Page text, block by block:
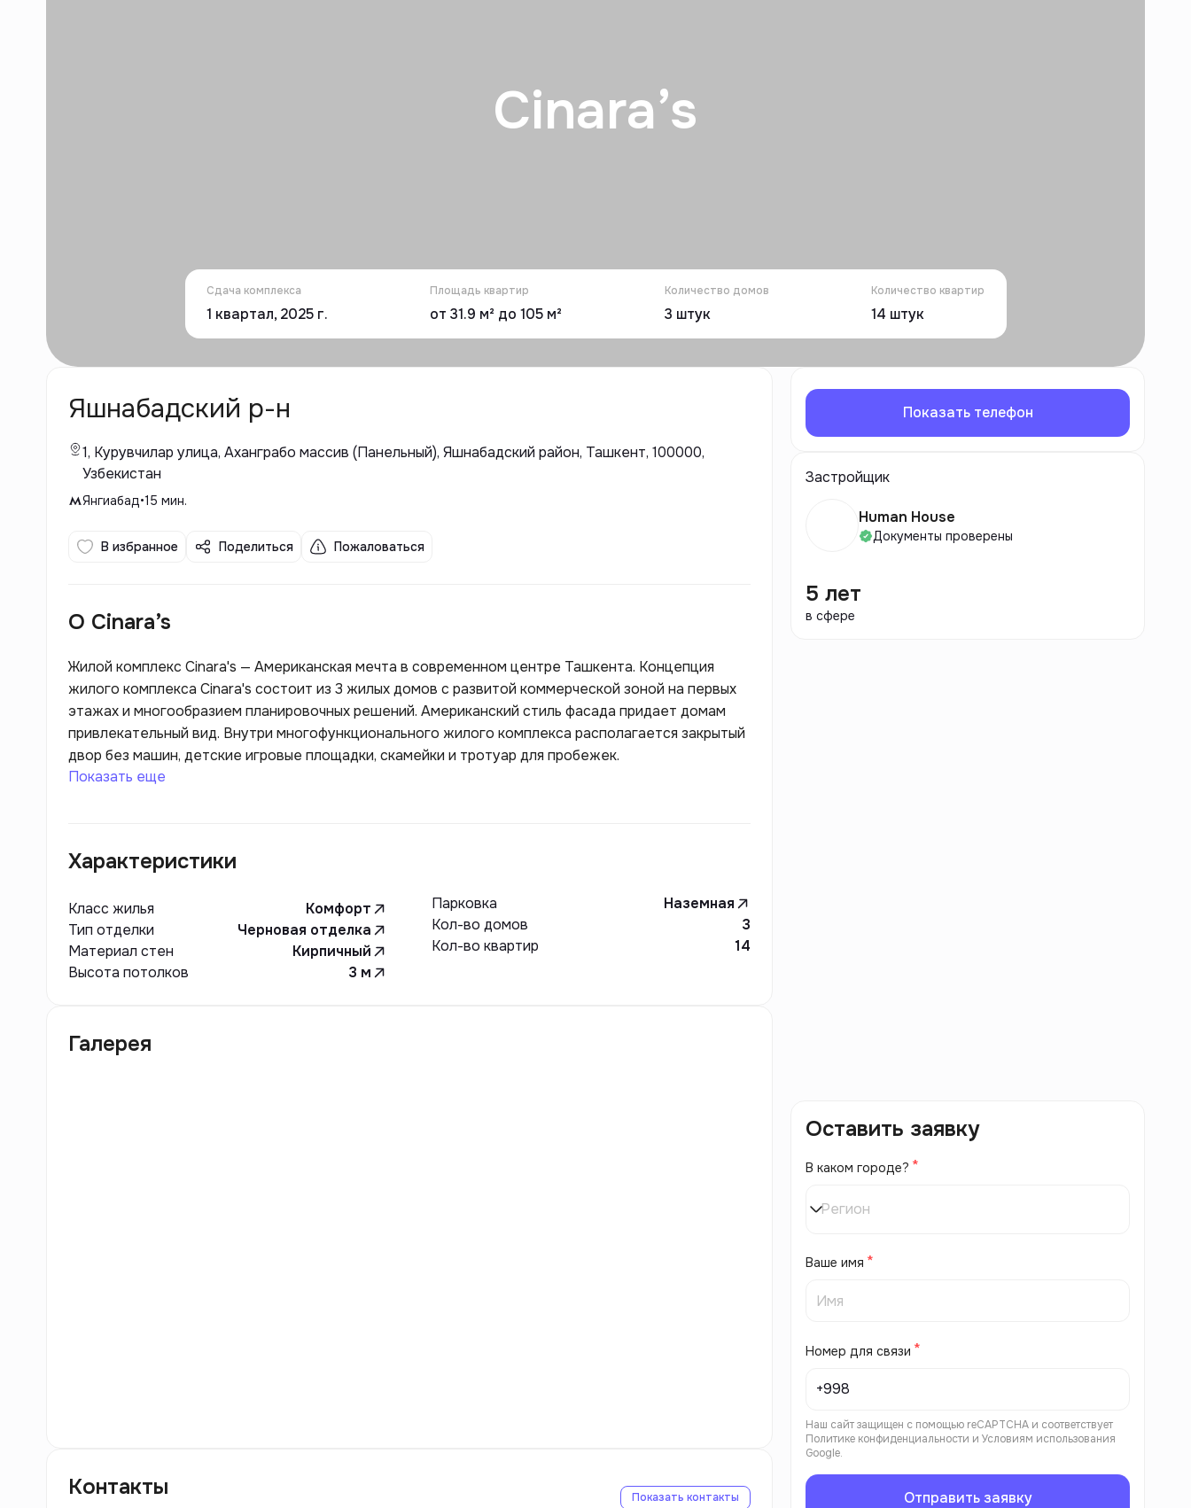
Cinara’s
Сдача комплекса
1 квартал, 2025 г.
Площадь квартир
от 31.9 м² до 105 м²
Количество домов
3 штук
Количество квартир
14 штук
Яшнабадский р-н
1, Курувчилар улица, Аханграбо массив (Панельный), Яшнабадский район, Ташкент, 100000,
Узбекистан
Янгиабад•15 мин.
В избранное Поделиться Пожаловаться
О Cinara’s
Жилой комплекс Cinara's — Американская мечта в современном центре Ташкента. Концепция
жилого комплекса Сinara's состоит из 3 жилых домов с развитой коммерческой зоной на первых
этажах и многообразием планировочных решений. Американский стиль фасада придает домам
привлекательный вид. Внутри многофункционального жилого комплекса располагается закрытый
двор без машин, детские игровые площадки, скамейки и тротуар для пробежек.
Показать еще
Характеристики
Класс жилья
Комфорт
Тип отделки
Черновая отделка
Материал стен
Кирпичный
Высота потолков
3 м
Парковка
Наземная
Кол-во домов
3
Кол-во квартир
14
Галерея
Контакты Показать контакты
Показать телефон
Застройщик
Human House
Документы проверены
5 лет
в сфере
Оставить заявку
В каком городе?
Регион
Ваше имя
Номер для связи
Наш сайт защищен с помощью reCAPTCHA и соответствует
Политике конфиденциальности и Условиям использования
Google.
Отправить заявку